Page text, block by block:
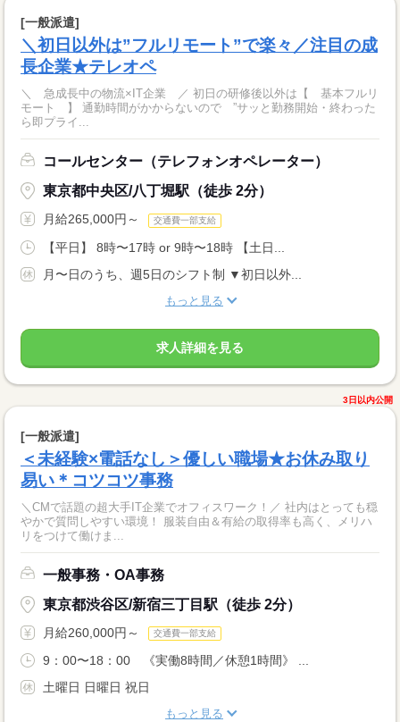
[一般派遣]
＼初日以外は”フルリモート”で楽々／注目の成
長企業★テレオペ
＼ 急成長中の物流×IT企業 ／ 初日の研修後以外は【 基本フルリ
モート 】 通勤時間がかからないので ”サッと勤務開始・終わった
ら即プライ...
コールセンター（テレフォンオペレーター）
東京都中央区/八丁堀駅（徒歩 2分）
月給265,000円～ 交通費一部支給
【平日】 8時〜17時 or 9時〜18時 【土日...
月〜日のうち、週5日のシフト制 ▼初日以外...
もっと見る
求人詳細を見る
3日以内公開
[一般派遣]
＜未経験×電話なし＞優しい職場★お休み取り
易い＊コツコツ事務
＼CMで話題の超大手IT企業でオフィスワーク！／ 社内はとっても穏
やかで質問しやすい環境！ 服装自由＆有給の取得率も高く、メリハ
リをつけて働けま...
一般事務・OA事務
東京都渋谷区/新宿三丁目駅（徒歩 2分）
月給260,000円～ 交通費一部支給
9：00〜18：00 《実働8時間／休憩1時間》 ...
土曜日 日曜日 祝日
もっと見る